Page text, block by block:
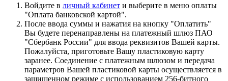
Войдите в личный кабинет и выберите в меню оплаты
"Оплата банковской картой".
После ввода суммы и нажатия на кнопку "Оплатить"
Вы будете перенаправлены на платежный шлюз ПАО
"Сбербанк России" для ввода реквизитов Вашей карты.
Пожалуйста, приготовьте Вашу пластиковую карту
заранее. Соединение с платежным шлюзом и передача
параметров Вашей пластиковой карты осуществляется в
защищенном режиме с использованием 256-битного